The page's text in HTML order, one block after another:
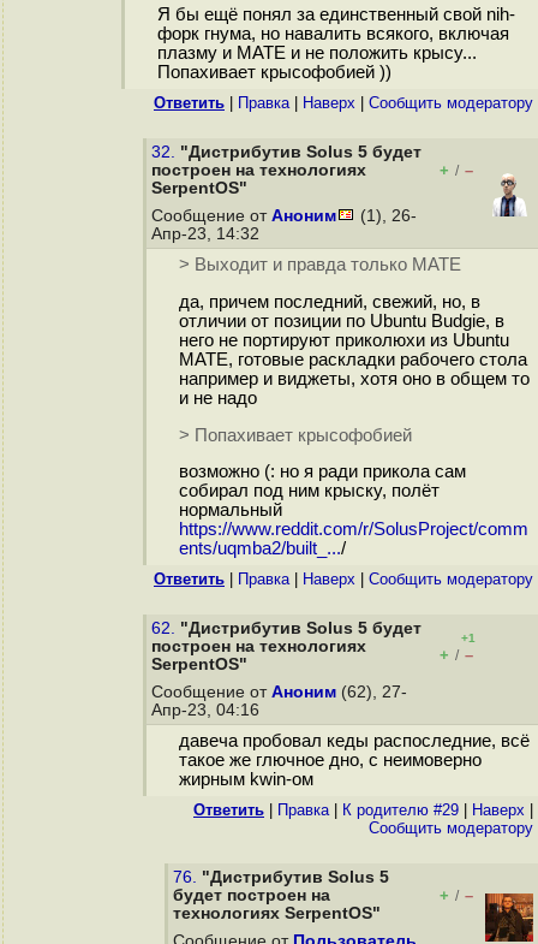
Я бы ещё понял за единственный свой nih-
форк гнума, но навалить всякого, включая
плазму и MATE и не положить крысу...
Попахивает крысофобией ))
Ответить Правка| Наверх Cообщить модератору
32. "Дистрибутив Solus 5 будет
построен на технологиях
SerpentOS"
+ / –
Сообщение от Аноним
(1), 26-
Апр-23, 14:32
> Выходит и правда только MATE
да, причем последний, свежий, но, в
отличии от позиции по Ubuntu Budgie, в
него не портируют приколюхи из Ubuntu
MATE, готовые раскладки рабочего стола
например и виджеты, хотя оно в общем то
и не надо
> Попахивает крысофобией
возможно (: но я ради прикола сам
собирал под ним крыску, полёт
нормальный
https://www.reddit.com/r/SolusProject/comm
ents/uqmba2/built_.../
Ответить Правка| Наверх Cообщить модератору
62. "Дистрибутив Solus 5 будет
построен на технологиях
SerpentOS"
+1
+ / –
Сообщение от Аноним (62), 27-
Апр-23, 04:16
давеча пробовал кеды распоследние, всё
такое же глючное дно, с неимоверно
жирным kwin-ом
Ответить Правка| К родителю #29 Наверх
Cообщить модератору
76. "Дистрибутив Solus 5
будет построен на
технологиях SerpentOS"
+ / –